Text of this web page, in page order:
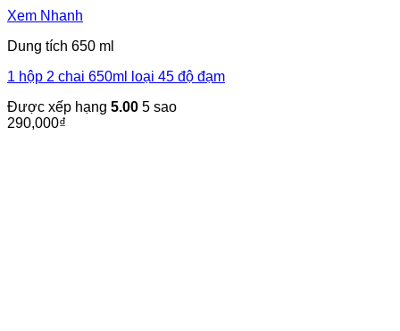
Xem Nhanh
Dung tích 650 ml
1 hộp 2 chai 650ml loại 45 độ đạm
Được xếp hạng 5.00 5 sao
290,000₫